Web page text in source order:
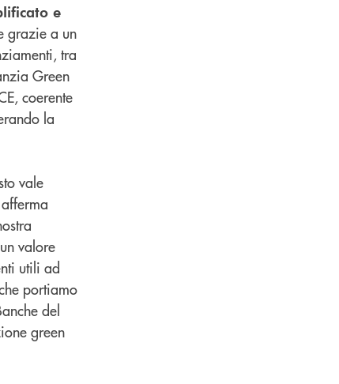
e
grazie a un
tra
Green
coerente
la
vale
valore
utili ad
portiamo
del
green